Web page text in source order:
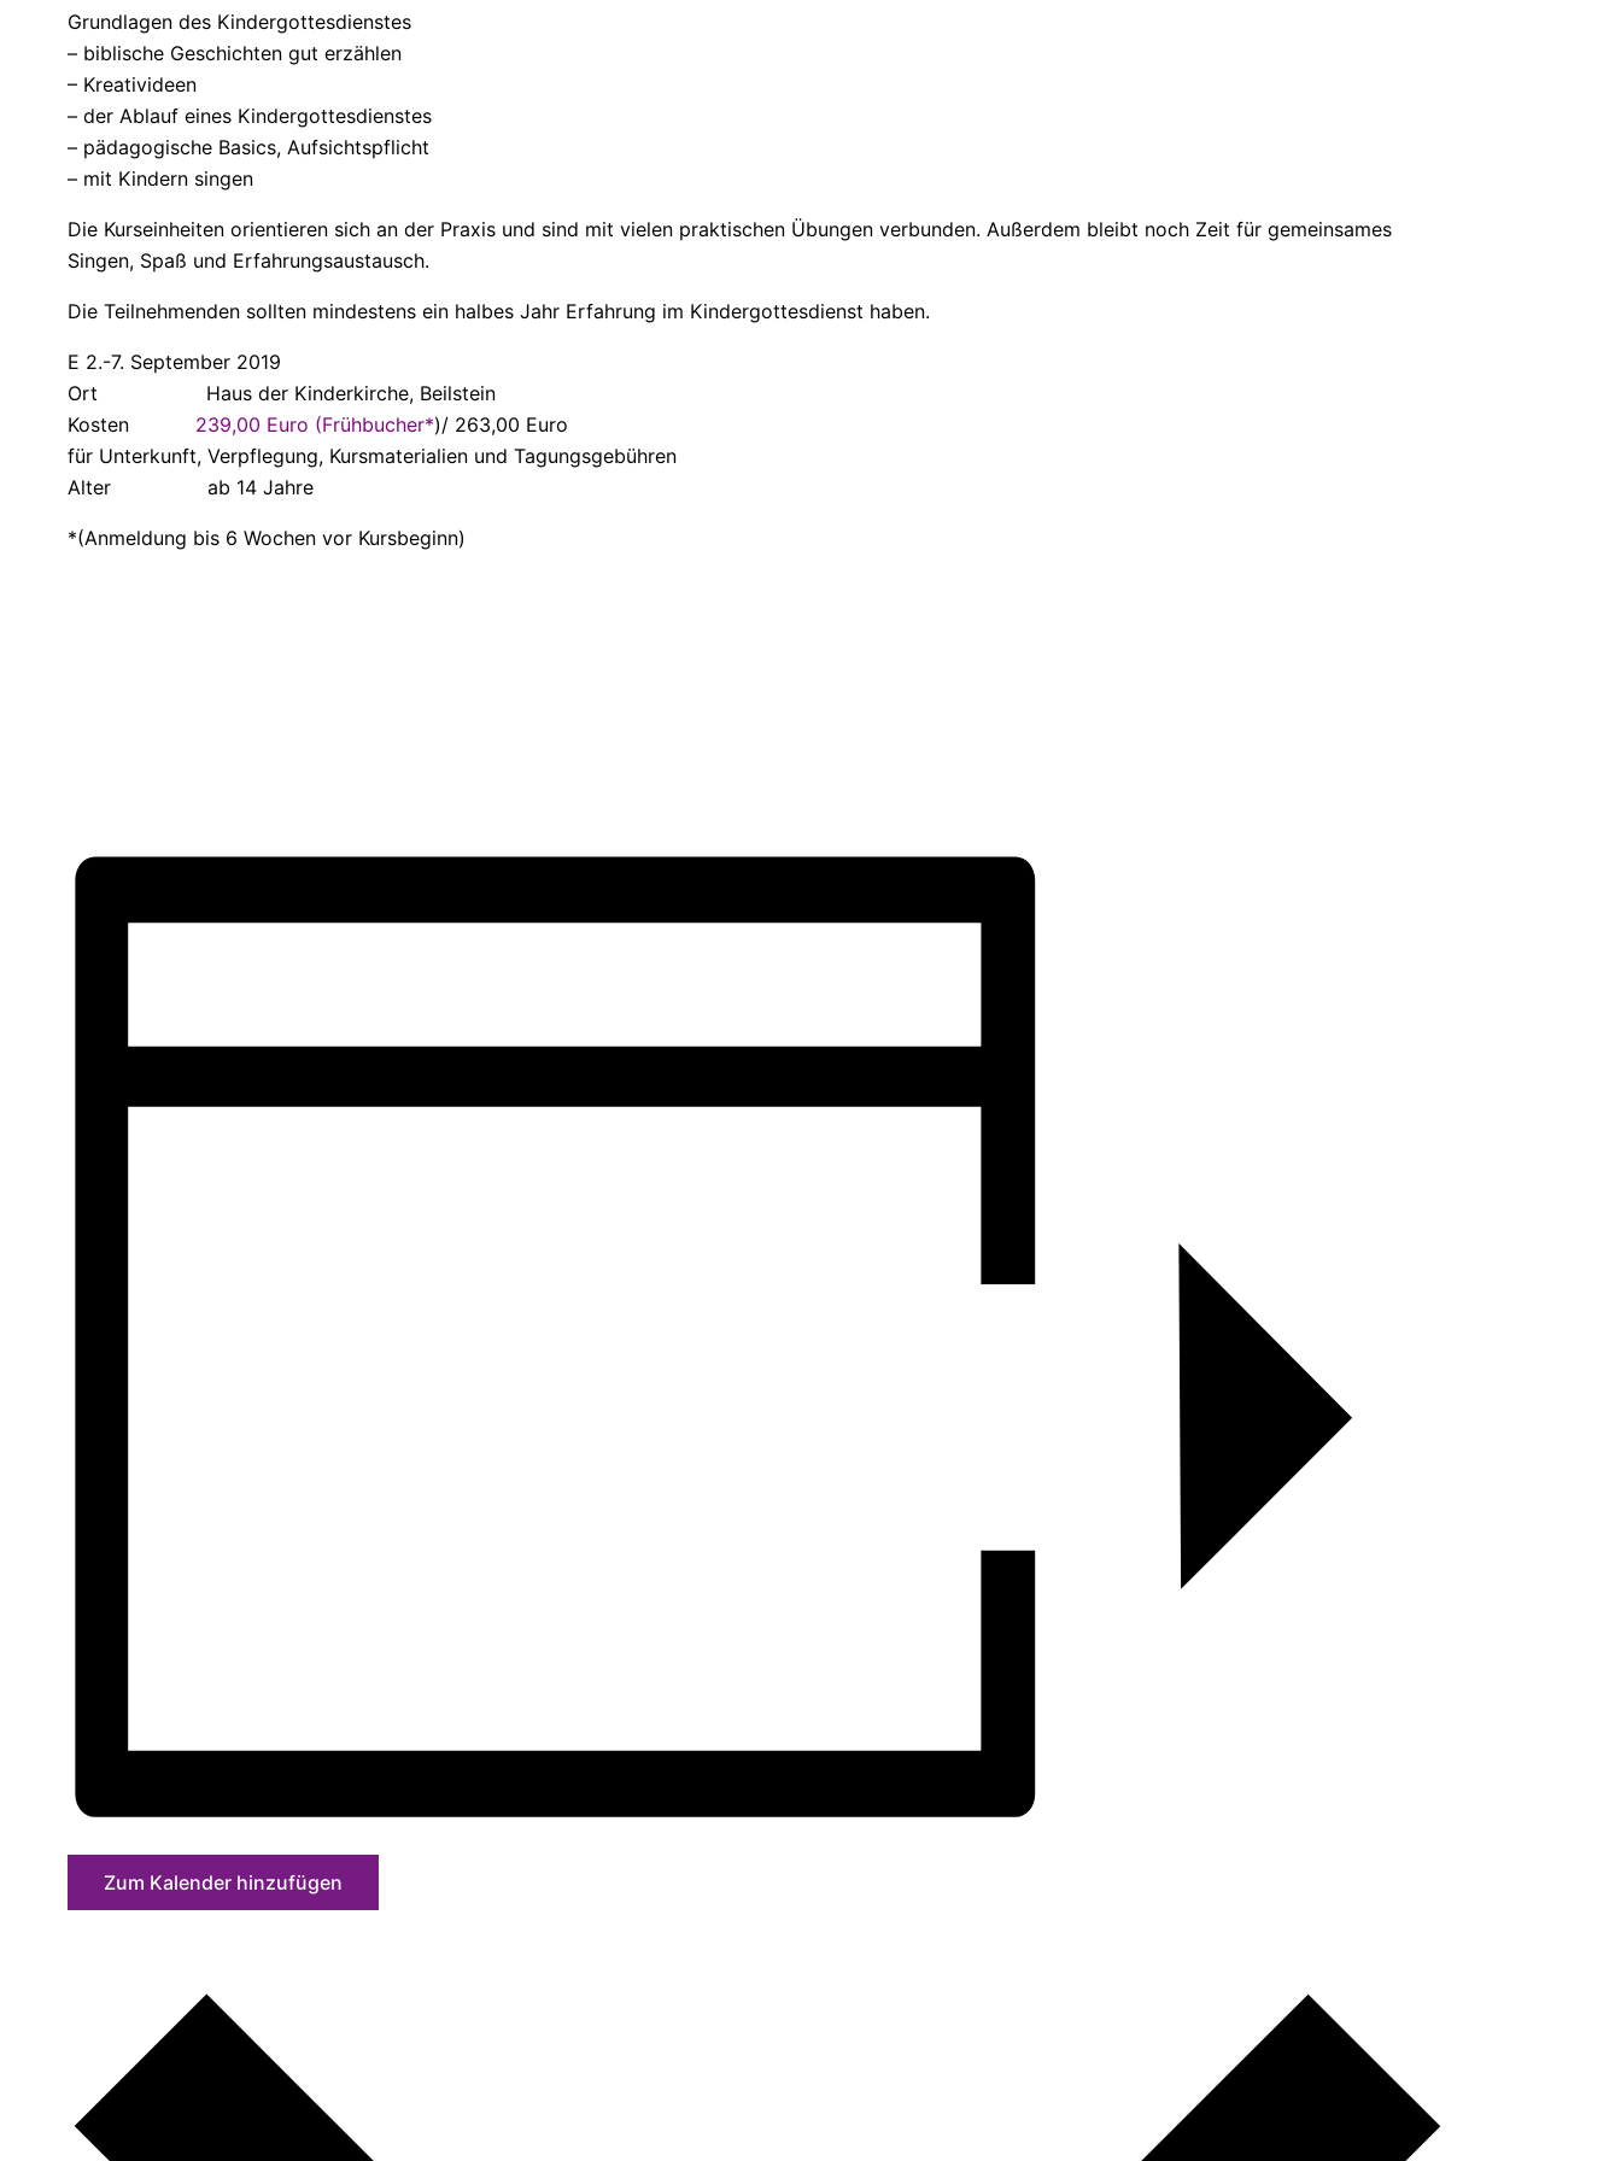
Grundlagen des Kindergottesdienstes
– biblische Geschichten gut erzählen
– Kreativideen
– der Ablauf eines Kindergottesdienstes
– pädagogische Basics, Aufsichtspflicht
– mit Kindern singen
Die Kurseinheiten orientieren sich an der Praxis und sind mit vielen praktischen Übungen verbunden. Außerdem bleibt noch Zeit für gemeinsames
Singen, Spaß und Erfahrungsaustausch.
Die Teilnehmenden sollten mindestens ein halbes Jahr Erfahrung im Kindergottesdienst haben.
E 2.-7. September 2019
Ort Haus der Kinderkirche, Beilstein
Kosten 239,00 Euro (Frühbucher*)/ 263,00 Euro
für Unterkunft, Verpflegung, Kursmaterialien und Tagungsgebühren
Alter ab 14 Jahre
*(Anmeldung bis 6 Wochen vor Kursbeginn)
Zum Kalender hinzufügen